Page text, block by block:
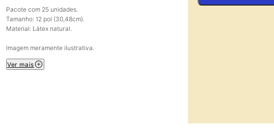
Pacote com 25 unidades.
Tamanho: 12 pol (30,48cm).
Material: Látex natural.
Imagem meramente ilustrativa.
Ver mais